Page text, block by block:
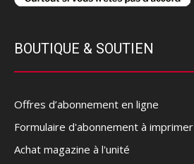
BOUTIQUE & SOUTIEN
Offres d’abonnement en ligne
Formulaire d'abonnement à imprimer
Achat magazine à l'unité